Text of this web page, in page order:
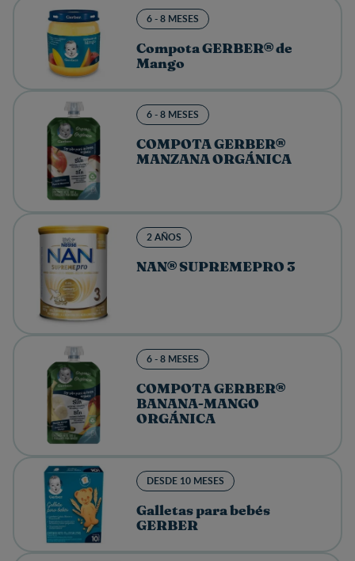
6 - 8 MESES
Compota GERBER® de
Mango
6 - 8 MESES
COMPOTA GERBER®
MANZANA ORGÁNICA
2 AÑOS
NAN® SUPREMEPRO 3
6 - 8 MESES
COMPOTA GERBER®
BANANA-MANGO
ORGÁNICA
DESDE 10 MESES
Galletas para bebés
GERBER